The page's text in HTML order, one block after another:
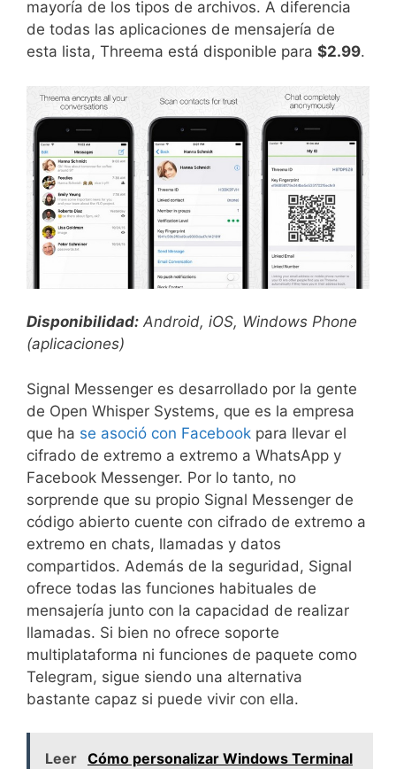
mayoría de los tipos de archivos. A diferencia
de todas las aplicaciones de mensajería de
esta lista, Threema está disponible para $2.99.
Disponibilidad: Android, iOS, Windows Phone
(aplicaciones)
Signal Messenger es desarrollado por la gente
de Open Whisper Systems, que es la empresa
que ha se asoció con Facebook para llevar el
cifrado de extremo a extremo a WhatsApp y
Facebook Messenger. Por lo tanto, no
sorprende que su propio Signal Messenger de
código abierto cuente con cifrado de extremo a
extremo en chats, llamadas y datos
compartidos. Además de la seguridad, Signal
ofrece todas las funciones habituales de
mensajería junto con la capacidad de realizar
llamadas. Si bien no ofrece soporte
multiplataforma ni funciones de paquete como
Telegram, sigue siendo una alternativa
bastante capaz si puede vivir con ella.
Leer Cómo personalizar Windows Terminal